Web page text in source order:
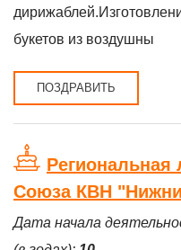
букетов из воздушны
ПОЗДРАВИТЬ
Региональная
Союза КВН
Дата начала